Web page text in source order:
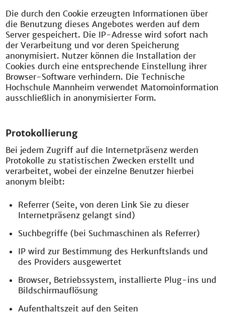
Die durch den Cookie erzeugten Informationen über
die Benutzung dieses Angebotes werden auf dem
Server gespeichert. Die IP-Adresse wird sofort nach
der Verarbeitung und vor deren Speicherung
anonymisiert. Nutzer können die Installation der
Cookies durch eine entsprechende Einstellung ihrer
Browser-Software verhindern. Die Technische
Hochschule Mannheim verwendet Matomoinformation
ausschließlich in anonymisierter Form.
Protokollierung
Bei jedem Zugriff auf die Internetpräsenz werden
Protokolle zu statistischen Zwecken erstellt und
verarbeitet, wobei der einzelne Benutzer hierbei
anonym bleibt:
Referrer (Seite, von deren Link Sie zu dieser
Internetpräsenz gelangt sind)
Suchbegriffe (bei Suchmaschinen als Referrer)
IP wird zur Bestimmung des Herkunftslands und
des Providers ausgewertet
Browser, Betriebssystem, installierte Plug-ins und
Bildschirmauflösung
Aufenthaltszeit auf den Seiten